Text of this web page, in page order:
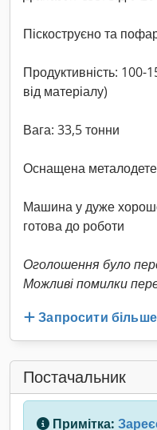
Піскоструєно та
Продуктивність: 100-
від матеріалу)
Вага: 33,5 тонни
Оснащена
Машина у дуже
готова до роботи
Оголошення було
Можливі помилки
Запросити
Постачальник
Примітка: